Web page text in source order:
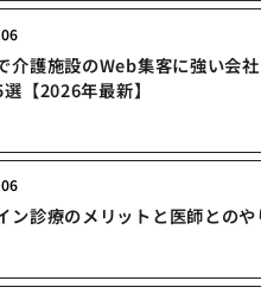
介護施設のWeb集客に強い会
【2026年最新】
ン診療のメリットと医師との